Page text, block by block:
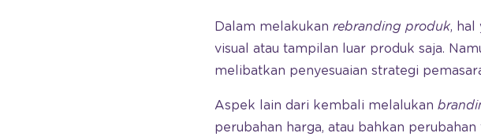
Dalam melakukan rebranding produk, hal
visual atau tampilan luar produk saja.
melibatkan penyesuaian strategi
Aspek lain dari kembali melalukan
perubahan harga, atau bahkan